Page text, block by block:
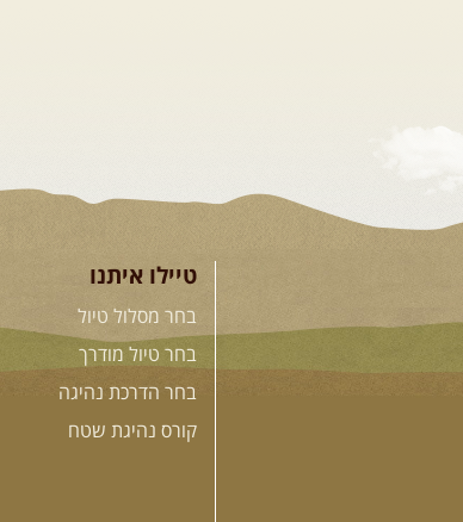
טיילו איתנו
בחר מסלול טיול
בחר טיול מודרך
בחר הדרכת נהיגה
קורס נהיגת שטח